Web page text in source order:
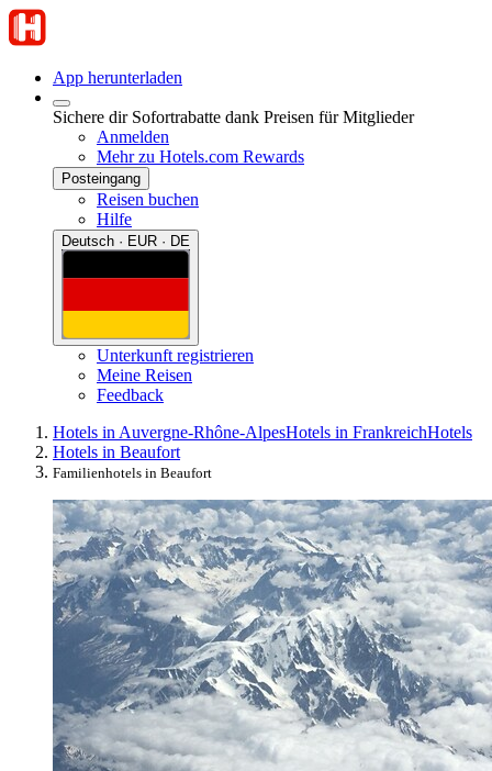
App herunterladen
Sichere dir Sofortrabatte dank Preisen für Mitglieder
Anmelden
Mehr zu Hotels.com Rewards
Posteingang
Reisen buchen
Hilfe
Deutsch · EUR · DE
Unterkunft registrieren
Meine Reisen
Feedback
Hotels in Auvergne-Rhône-AlpesHotels in FrankreichHotels
Hotels in Beaufort
Familienhotels in Beaufort